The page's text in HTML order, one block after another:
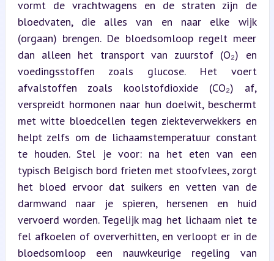
vormt de vrachtwagens en de straten zijn de
bloedvaten, die alles van en naar elke wijk
(orgaan) brengen. De bloedsomloop regelt meer
dan alleen het transport van zuurstof (O₂) en
voedingsstoffen zoals glucose. Het voert
afvalstoffen zoals koolstofdioxide (CO₂) af,
verspreidt hormonen naar hun doelwit, beschermt
met witte bloedcellen tegen ziekteverwekkers en
helpt zelfs om de lichaamstemperatuur constant
te houden. Stel je voor: na het eten van een
typisch Belgisch bord frieten met stoofvlees, zorgt
het bloed ervoor dat suikers en vetten van de
darmwand naar je spieren, hersenen en huid
vervoerd worden. Tegelijk mag het lichaam niet te
fel afkoelen of oververhitten, en verloopt er in de
bloedsomloop een nauwkeurige regeling van